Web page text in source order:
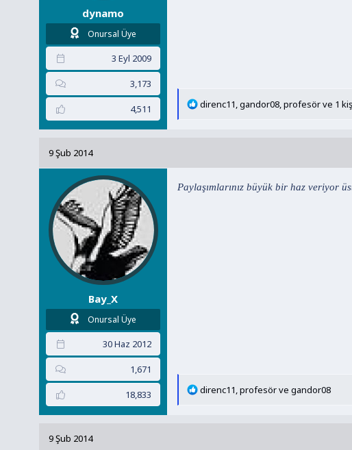
dynamo
Onursal Üye
3 Eyl 2009
3,173
4,511
T
l
e
direnc11,gandor08,profesörve 1
9 Şub 2014
Bay_X
Onursal Üye
30 Haz 2012
1,671
18,833
Paylaşımlarınız büyük bir haz veriyor
T
direnc11 ,profesörvegandor08
9 Şub 2014